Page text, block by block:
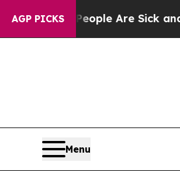
AGP PICKS
Win: “People Are Sick and
Menu